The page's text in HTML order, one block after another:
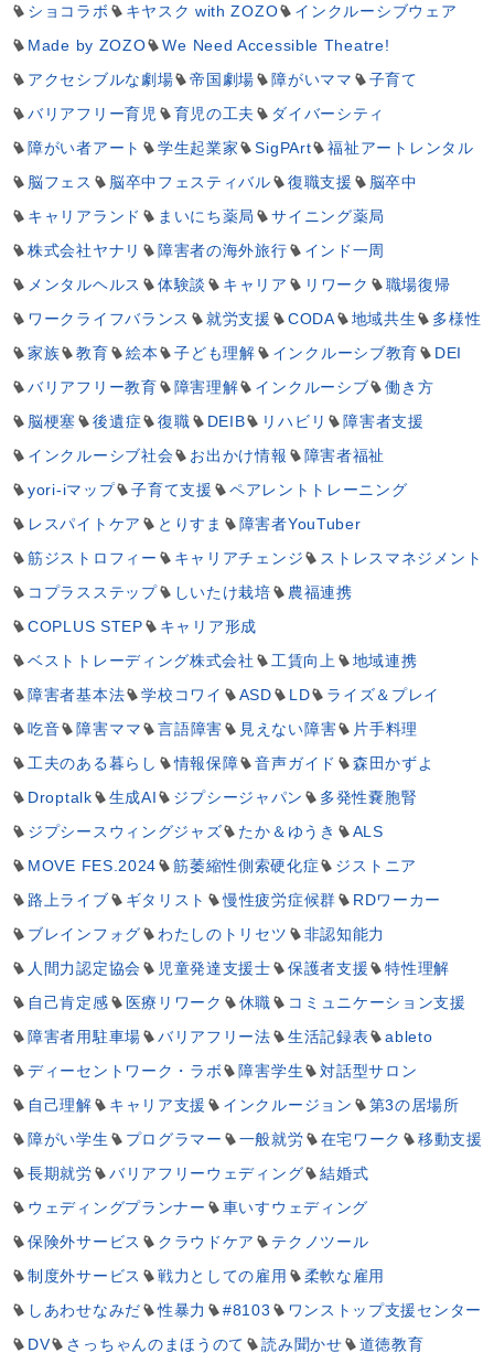
ショコラボ
キヤスク with ZOZO
インクルーシブウェア
Made by ZOZO
We Need Accessible Theatre!
アクセシブルな劇場
帝国劇場 障がいママ
子育て
バリアフリー育児
育児の工夫
ダイバーシティ
障がい者アート
学生起業家 SigPArt
福祉アートレンタル
脳フェス
脳卒中フェスティバル 復職支援
脳卒中
キャリアランド
まいにち薬局
サイニング薬局
株式会社ヤナリ
障害者の海外旅行
インド一周
メンタルヘルス
体験談 キャリア リワーク
職場復帰
ワークライフバランス
就労支援 CODA 地域共生
多様性
家族
教育 絵本 子ども理解 インクルーシブ教育
DEI
バリアフリー教育
障害理解 インクルーシブ
働き方
脳梗塞
後遺症 復職 DEIB リハビリ
障害者支援
インクルーシブ社会
お出かけ情報
障害者福祉
yori-iマップ
子育て支援
ペアレントトレーニング
レスパイトケア
とりすま
障害者YouTuber
筋ジストロフィー
キャリアチェンジ
ストレスマネジメント
コプラスステップ
しいたけ栽培
農福連携
COPLUS STEP
キャリア形成
ベストトレーディング株式会社
工賃向上
地域連携
障害者基本法
学校コワイ ASD LD
ライズ＆プレイ
吃音
障害ママ 言語障害 見えない障害
片手料理
工夫のある暮らし
情報保障 音声ガイド
森田かずよ
Droptalk
生成AI ジプシージャパン
多発性嚢胞腎
ジプシースウィングジャズ
たか＆ゆうき
ALS
MOVE FES.2024
筋萎縮性側索硬化症
ジストニア
路上ライブ
ギタリスト 慢性疲労症候群
RDワーカー
ブレインフォグ
わたしのトリセツ
非認知能力
人間力認定協会
児童発達支援士 保護者支援
特性理解
自己肯定感
医療リワーク 休職
コミュニケーション支援
障害者用駐車場
バリアフリー法 生活記録表
ableto
ディーセントワーク・ラボ
障害学生
対話型サロン
自己理解
キャリア支援 インクルージョン
第3の居場所
障がい学生
プログラマー 一般就労 在宅ワーク
移動支援
長期就労
バリアフリーウェディング
結婚式
ウェディングプランナー
車いすウェディング
保険外サービス
クラウドケア
テクノツール
制度外サービス
戦力としての雇用
柔軟な雇用
しあわせなみだ
性暴力 #8103
ワンストップ支援センター
DV
さっちゃんのまほうのて 読み聞かせ
道徳教育